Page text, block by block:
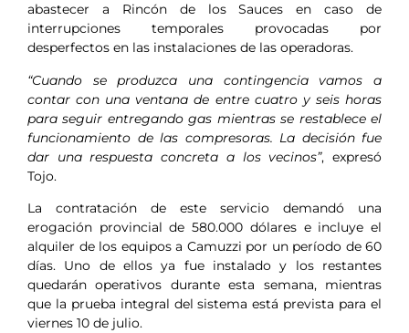
abastecer a Rincón de los Sauces en caso de
interrupciones temporales provocadas por
desperfectos en las instalaciones de las operadoras.
“Cuando se produzca una contingencia vamos a
contar con una ventana de entre cuatro y seis horas
para seguir entregando gas mientras se restablece el
funcionamiento de las compresoras. La decisión fue
dar una respuesta concreta a los vecinos”, expresó
Tojo.
La contratación de este servicio demandó una
erogación provincial de 580.000 dólares e incluye el
alquiler de los equipos a Camuzzi por un período de 60
días. Uno de ellos ya fue instalado y los restantes
quedarán operativos durante esta semana, mientras
que la prueba integral del sistema está prevista para el
viernes 10 de julio.